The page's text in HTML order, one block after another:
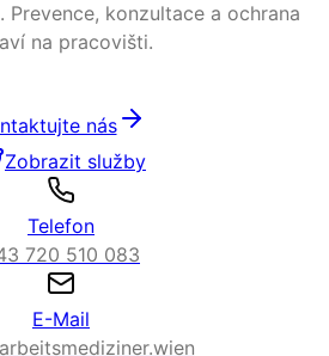
Prevence, konzultace a ochrana
na pracovišti.
nás
Zobrazit služby
Telefon
720 510 083
E-Mail